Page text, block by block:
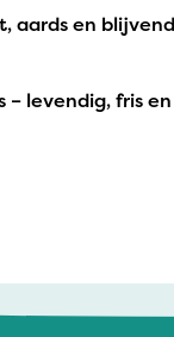
aards en blijvend
levendig, fris